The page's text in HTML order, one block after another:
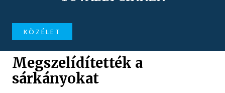
KÖZÉLET
Megszelídítették a
sárkányokat